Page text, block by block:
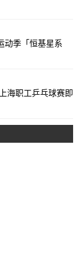
动季「恒基星系
海职工乒乓球赛即